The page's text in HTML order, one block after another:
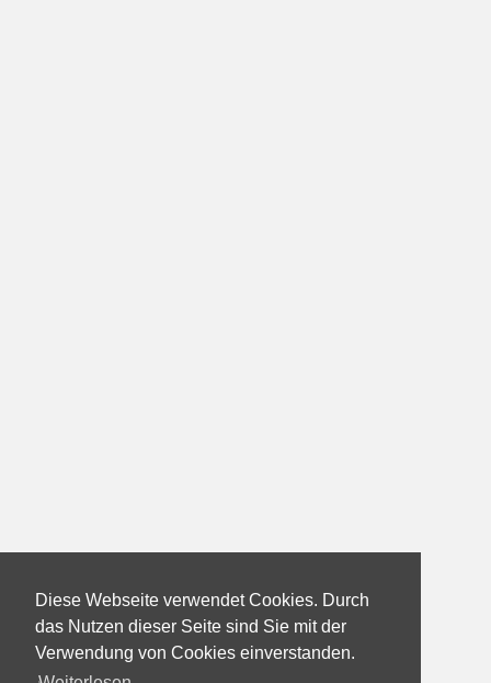
Diese Webseite verwendet Cookies. Durch
das Nutzen dieser Seite sind Sie mit der
Verwendung von Cookies einverstanden.